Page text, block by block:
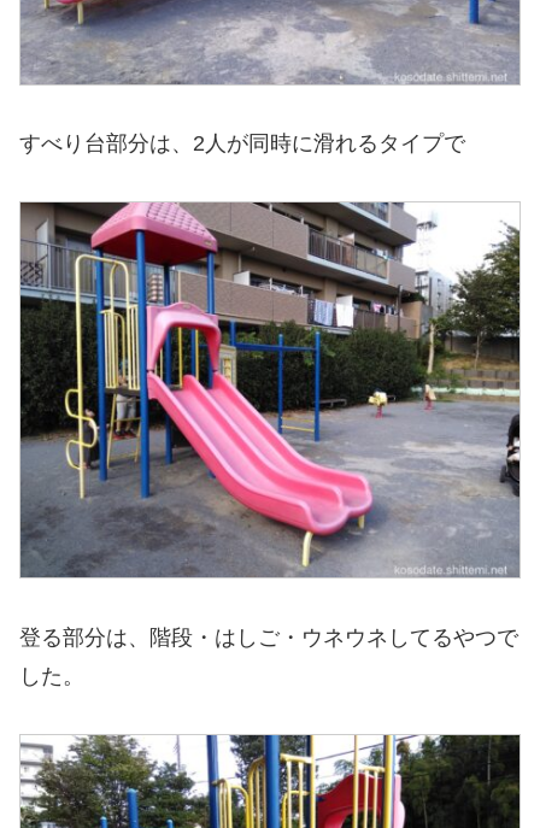
すべり台部分は、2人が同時に滑れるタイプで
登る部分は、階段・はしご・ウネウネしてるやつで
した。